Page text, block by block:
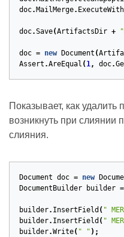
doc. MailMerge.
doc.Save(ArtifactsDir +
doc = new Document (
Assert .AreEqual ( 1, doc.
Показывает, как
возникнуть при слиянии
слияния.
Document doc = new
DocumentBuilder
builder =
builder. InsertField ( "
builder. InsertField ( "
builder.Write( " " );